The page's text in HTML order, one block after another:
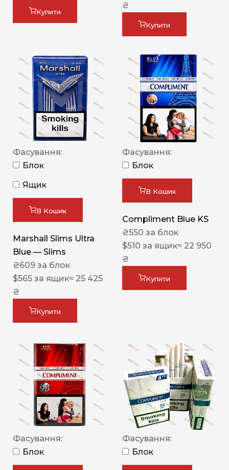
Купити
₴
Купити
Фасування:
Блок
Ящик
В Кошик
Marshall Slims Ultra
Blue — Slims
₴609 за блок
$565 за ящик≈ 25 425
₴
Купити
Фасування:
Блок
В Кошик
Compliment Blue KS
₴550 за блок
$510 за ящик≈ 22 950
₴
Купити
Фасування:
Блок
Фасування:
Блок